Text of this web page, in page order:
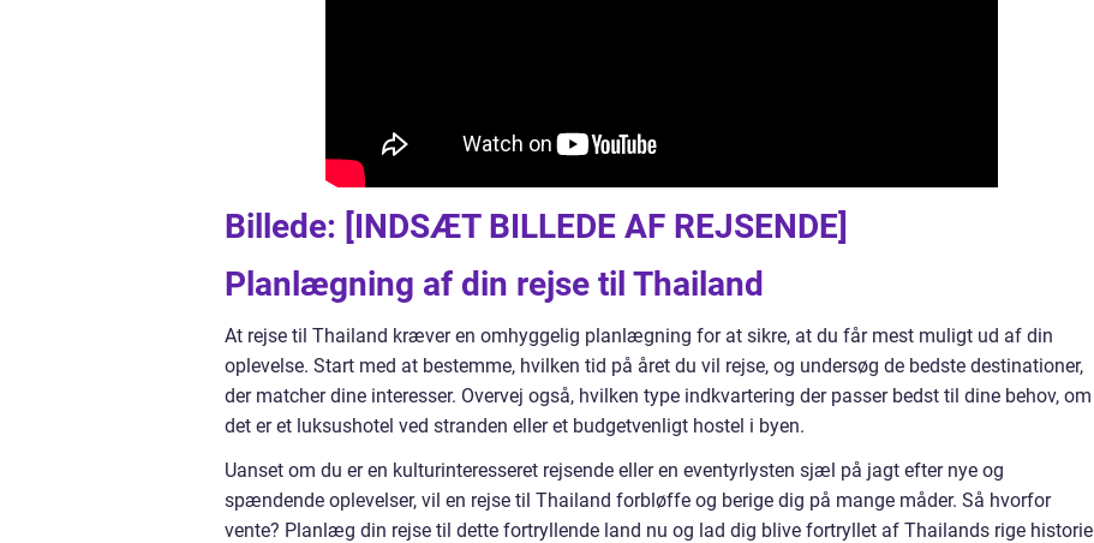
Billede: [INDSÆT BILLEDE AF REJSENDE]
Planlægning af din rejse til Thailand
At rejse til Thailand kræver en omhyggelig planlægning for at sikre, at du får mest muligt ud af din
oplevelse. Start med at bestemme, hvilken tid på året du vil rejse, og undersøg de bedste destinationer,
der matcher dine interesser. Overvej også, hvilken type indkvartering der passer bedst til dine behov, om
det er et luksushotel ved stranden eller et budgetvenligt hostel i byen.
Uanset om du er en kulturinteresseret rejsende eller en eventyrlysten sjæl på jagt efter nye og
spændende oplevelser, vil en rejse til Thailand forbløffe og berige dig på mange måder. Så hvorfor
vente? Planlæg din rejse til dette fortryllende land nu og lad dig blive fortryllet af Thailands rige historie